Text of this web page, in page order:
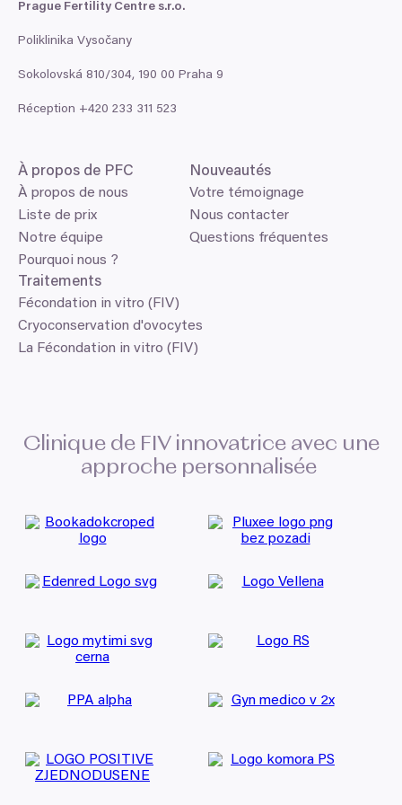
Prague Fertility Centre s.r.o.
Poliklinika Vysočany
Sokolovská 810/304, 190 00 Praha 9
Réception +420 233 311 523
À propos de PFC
À propos de nous
Pourquoi nous ?
Notre équipe
Liste de prix
Traitements
Fécondation in vitro (FIV)
La Fécondation in vitro (FIV)
Cryoconservation d'ovocytes
Nouveautés
Votre témoignage
Questions fréquentes
Nous contacter
Clinique de FIVinnovatrice avec une
approche personnalisée